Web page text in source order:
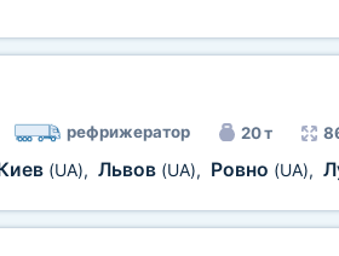
рефрижератор 20 т
(UA), Львов (UA), Ровно (UA),